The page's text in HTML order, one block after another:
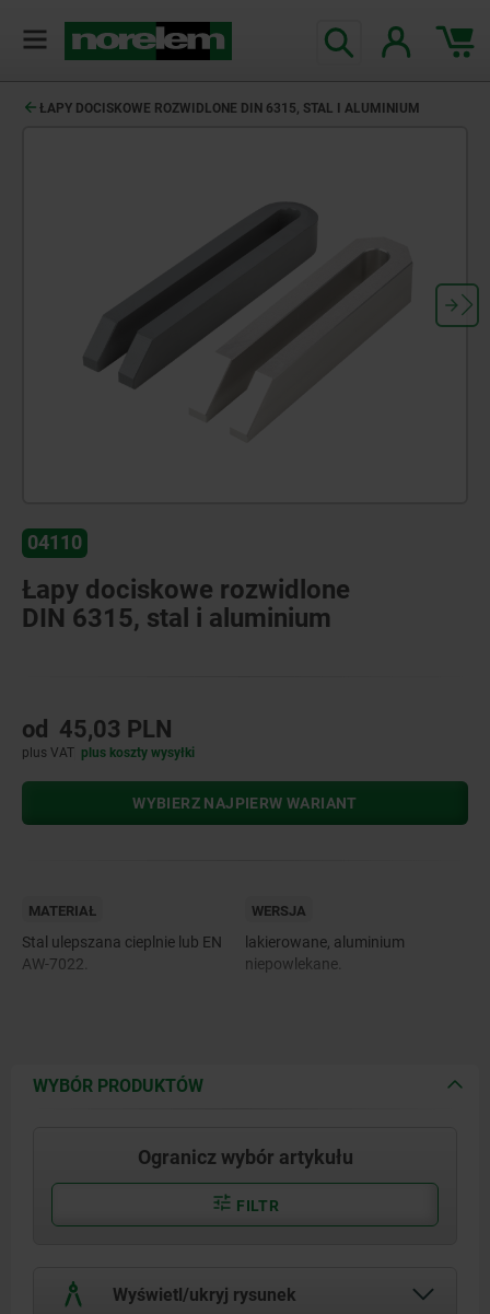
ŁAPY DOCISKOWE ROZWIDLONE DIN 6315, STAL I ALUMINIUM
04110
Łapy dociskowe rozwidlone
DIN 6315, stal i aluminium
od 45,03 PLN
plus VAT plus koszty wysyłki
WYBIERZ NAJPIERW WARIANT
MATERIAŁ
Stal ulepszana cieplnie lub EN
AW-7022.
WERSJA
lakierowane, aluminium
niepowlekane.
WYBÓR PRODUKTÓW
Ogranicz wybór artykułu
FILTR
Wyświetl/ukryj rysunek